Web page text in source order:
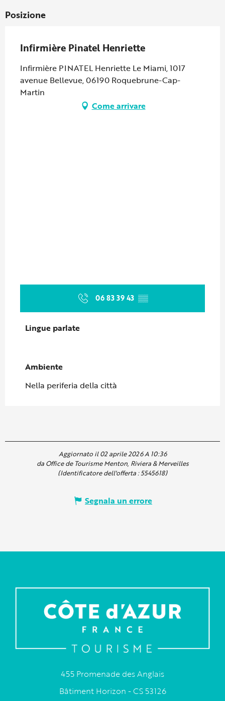
Posizione
Infirmière Pinatel Henriette
Infirmière PINATEL Henriette Le Miami, 1017
avenue Bellevue, 06190 Roquebrune-Cap-
Martin
Come arrivare
06 83 39 43 ▒▒
Lingue parlate
Lingue parlate
Ambiente
Ambiente
Nella periferia della città
Aggiornato il 02 aprile 2026 A 10:36
da Office de Tourisme Menton, Riviera & Merveilles
(Identificatore dell'offerta :5545618)
Segnala un errore
455 Promenade des Anglais
Bâtiment Horizon - CS 53126